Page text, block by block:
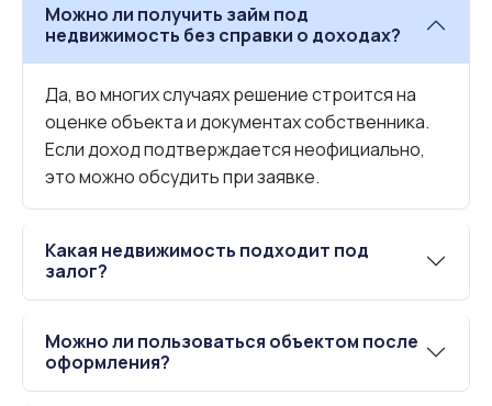
Можно ли получить займ под
недвижимость без справки о доходах?
Да, во многих случаях решение строится на
оценке объекта и документах собственника.
Если доход подтверждается неофициально,
это можно обсудить при заявке.
Какая недвижимость подходит под
залог?
Можно ли пользоваться объектом после
оформления?